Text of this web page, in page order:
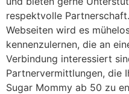
respektvolle
Webseiten wird es
kennenzulernen, die an
Verbindung interessiert
Partnervermittlungen, die
Sugar Mommy ab 50 zu